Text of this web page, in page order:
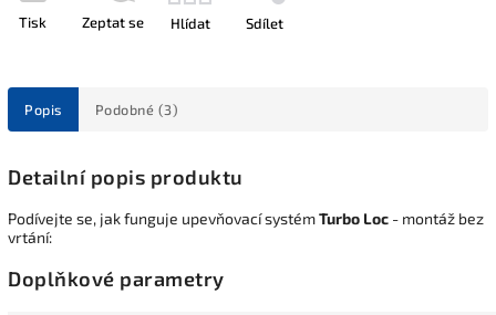
Tisk Zeptat se Hlídat Sdílet
Popis Podobné (3)
Detailní popis produktu
Podívejte se, jak funguje upevňovací systémTurbo Loc - montáž bez
vrtání:
Doplňkové parametry